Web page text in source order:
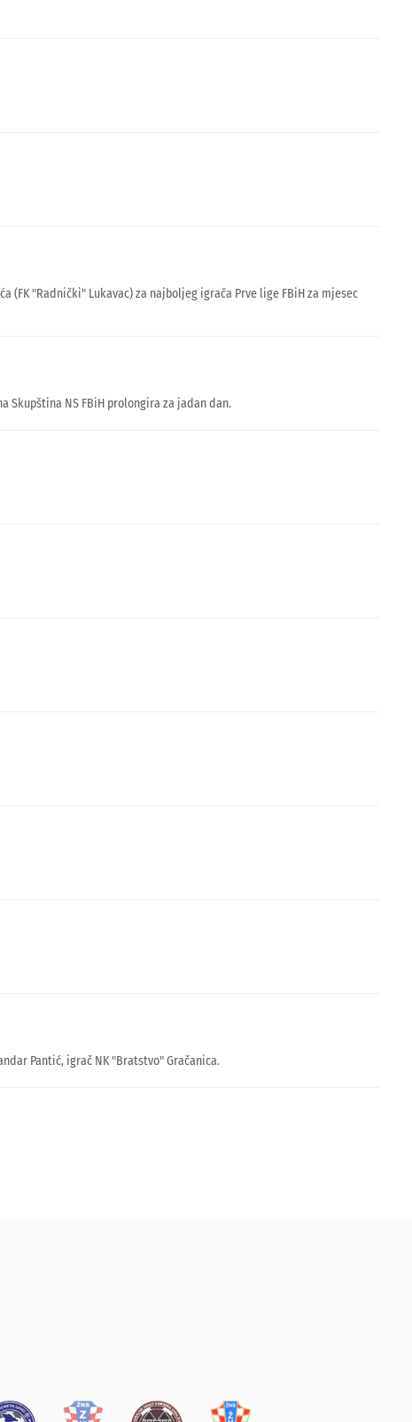
(FK "Radnički" Lukavac) za najboljeg igrača Prve lige FBiH za mjesec
NS FBiH prolongira za jadan dan.
Pantić, igrač NK "Bratstvo" Gračanica.